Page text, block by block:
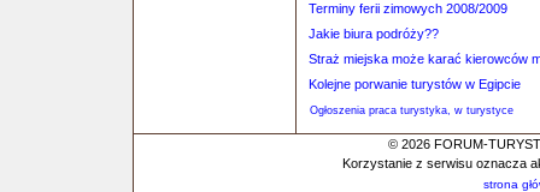
Terminy ferii zimowych 2008/2009
Jakie biura podróży??
Straż miejska może karać kierowców
Kolejne porwanie turystów w Egipcie
Ogłoszenia praca turystyka, w turystyce
© 2026 FORUM-
Korzystanie z serwisu oznacza
strona